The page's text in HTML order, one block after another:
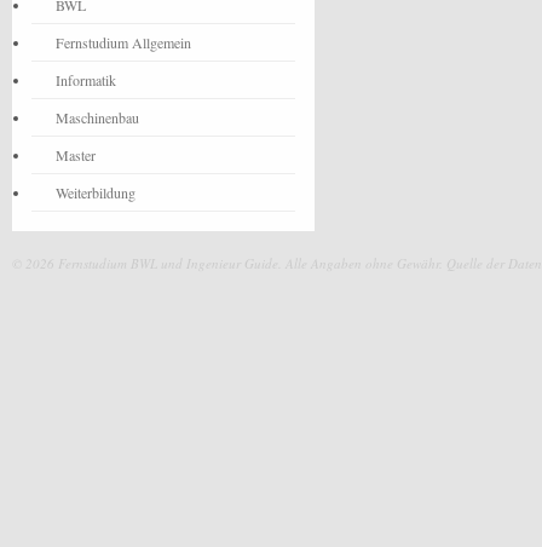
BWL
Fernstudium Allgemein
Informatik
Maschinenbau
Master
Weiterbildung
© 2026 Fernstudium BWL und Ingenieur Guide. Alle Angaben ohne Gewähr. Quelle der